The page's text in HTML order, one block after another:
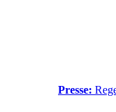
Presse: